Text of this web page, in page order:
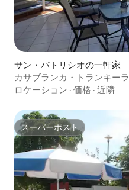
サン・パトリシオの一軒家
カサブランカ・トランキーラ
ロケーション · 価格 · 近隣
スーパーホスト
スーパーホスト